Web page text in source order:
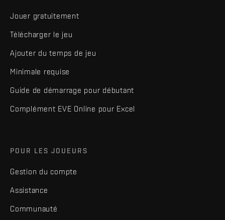
Jouer gratuitement
Télécharger le jeu
Ajouter du temps de jeu
Minimale requise
Guide de démarrage pour débutant
Complément EVE Online pour Excel
POUR LES JOUEURS
Gestion du compte
Assistance
Communauté